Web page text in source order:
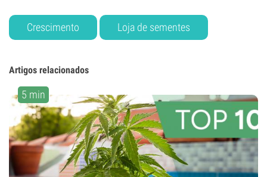
Crescimento Loja de sementes
Artigos relacionados
5 min